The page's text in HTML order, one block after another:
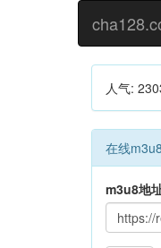
人气:
在线
m3u8地